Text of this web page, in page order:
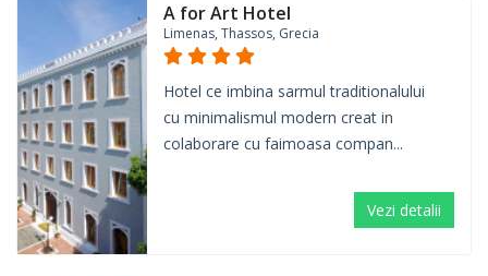
A for Art Hotel
Limenas, Thassos, Grecia
Hotel ce imbina sarmul traditionalului
cu minimalismul modern creat in
colaborare cu faimoasa compan...
Vezi detalii